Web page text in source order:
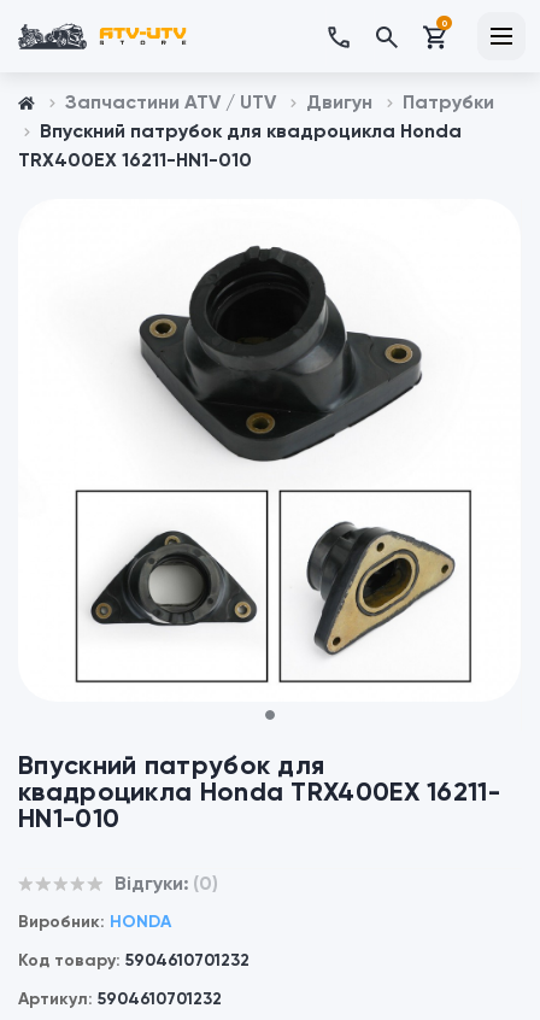
0
Запчастини ATV / UTV Двигун
Патрубки
Впускний патрубок для квадроцикла Honda
TRX400EX 16211-HN1-010
Впускний патрубок для
квадроцикла Honda TRX400EX 16211-
HN1-010
Відгуки: (0)
Виробник: HONDA
Код товару: 5904610701232
Артикул: 5904610701232